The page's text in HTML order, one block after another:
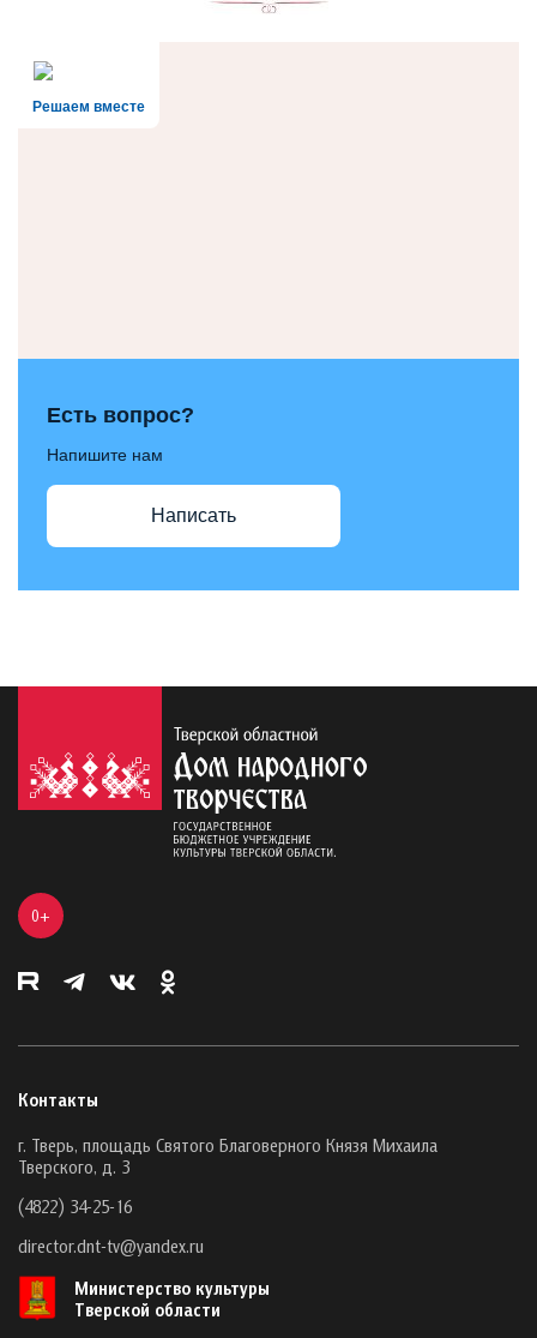
Решаем вместе
Есть вопрос?
Напишите нам
Написать
0+
Контакты
г. Тверь, площадь Святого Благоверного Князя Михаила
Тверского, д. 3
(4822) 34-25-16
director.dnt-tv@yandex.ru
Министерство культуры
Тверской области